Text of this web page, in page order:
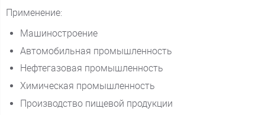
Применение:
Машиностроение
Автомобильная промышленность
Нефтегазовая промышленность
Химическая промышленность
Производство пищевой продукции